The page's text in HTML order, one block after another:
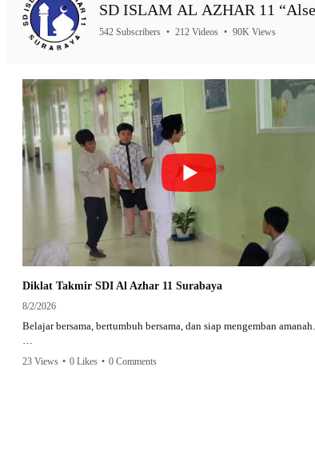
SD ISLAM AL AZHAR 11
542 Subscribers • 212 Videos • 90K Views
Diklat Takmir SDI Al Azhar 11 Surabaya
8/2/2026
Belajar bersama, bertumbuh bersama, dan siap mengemban amanah.
23 Views • 0 Likes • 0 Comments